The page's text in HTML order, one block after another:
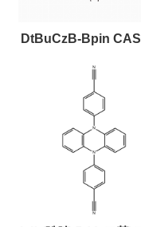
DtBuCzB-Bpin CAS号：
2643331-97-7